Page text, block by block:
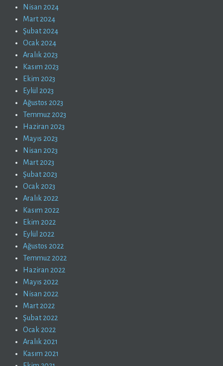
Nisan 2024
Mart 2024
Şubat 2024
Ocak 2024
Aralık 2023
Kasım 2023
Ekim 2023
Eylül 2023
Ağustos 2023
Temmuz 2023
Haziran 2023
Mayıs 2023
Nisan 2023
Mart 2023
Şubat 2023
Ocak 2023
Aralık 2022
Kasım 2022
Ekim 2022
Eylül 2022
Ağustos 2022
Temmuz 2022
Haziran 2022
Mayıs 2022
Nisan 2022
Mart 2022
Şubat 2022
Ocak 2022
Aralık 2021
Kasım 2021